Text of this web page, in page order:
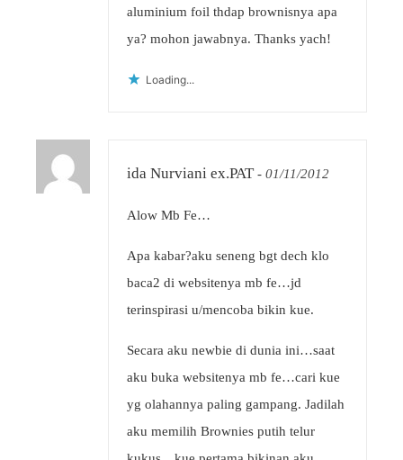
aluminium foil thdap brownisnya apa
ya? mohon jawabnya. Thanks yach!
Loading...
ida Nurviani ex.PAT - 01/11/2012
Alow Mb Fe…
Apa kabar?aku seneng bgt dech klo
baca2 di websitenya mb fe…jd
terinspirasi u/mencoba bikin kue.
Secara aku newbie di dunia ini…saat
aku buka websitenya mb fe…cari kue
yg olahannya paling gampang. Jadilah
aku memilih Brownies putih telur